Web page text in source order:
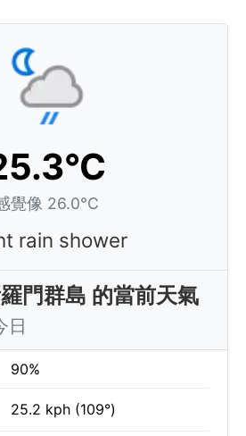
覺像 26.0°C
rain shower
門群島 的當前天氣
日
90%
25.2 kph (109°)